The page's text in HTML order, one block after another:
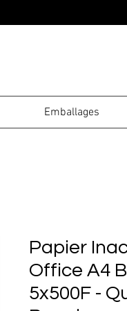
Emballages
Papier
Office A4
5x500F -